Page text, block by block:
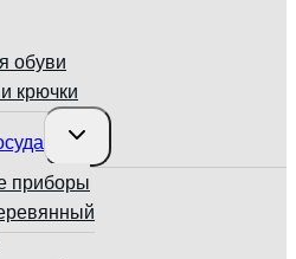
обуви
крючки
Переключить
дочернее
приборы